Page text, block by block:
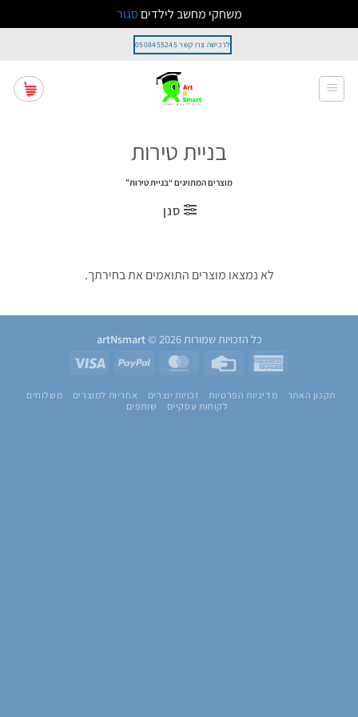
משחקי מחשב לילדיםסגור
content
לרכישה צרו קשר 0508455245
בניית טירות
מוצרים המתויגים “בניית טירות”
סנן
לא נמצאו מוצרים התואמים את בחירתך.
כל הזכויות שמורות 2026 ©
artNsmart
American
Credit
MasterCard
PayPal
תקנון האתר מדיניות הפרטיות זכויות יוצרים אחריות למוצרים
משלוחים
לקוחות עסקיים
שותפים